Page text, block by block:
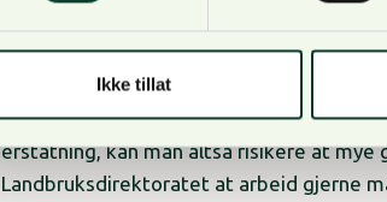
Ikke tillat
Hvis skogeierne venter med å starte
erstatning, kan man altså risikere at mye
Landbruksdirektoratet at arbeid gjerne